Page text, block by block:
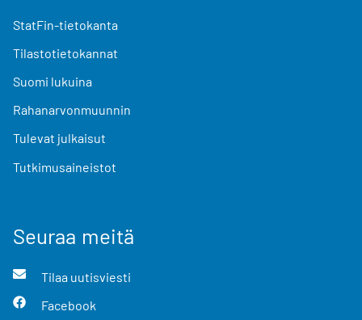
StatFin-tietokanta
Tilastotietokannat
Suomi lukuina
Rahanarvonmuunnin
Tulevat julkaisut
Tutkimusaineistot
Seuraa meitä
Tilaa uutisviesti
Facebook